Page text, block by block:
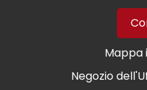
Negozio